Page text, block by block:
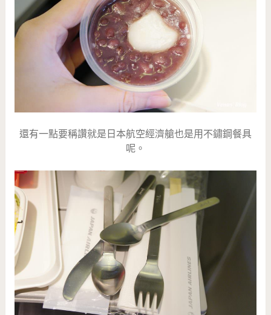
還有一點要稱讚就是日本航空經濟艙也是用不鏽鋼餐具
呢。